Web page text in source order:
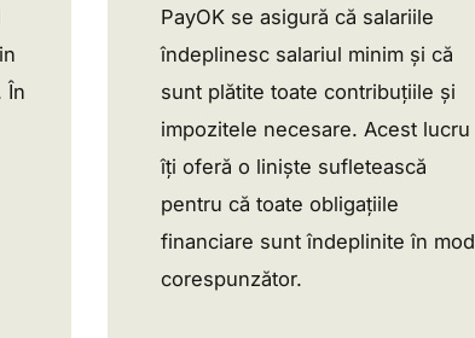
În
PayOK se asigură că salariile
îndeplinesc salariul minim și că
sunt plătite toate contribuțiile și
impozitele necesare. Acest lucru
îți oferă o liniște sufletească
pentru că toate obligațiile
financiare sunt îndeplinite în mod
corespunzător.